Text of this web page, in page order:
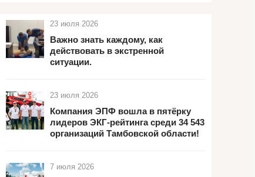
23 июля 2026
Важно знать каждому, как
действовать в экстренной
ситуации.
23 июля 2026
Компания ЭПФ вошла в пятёрку
лидеров ЭКГ-рейтинга среди 34 543
организаций Тамбовской области!
7 июля 2026